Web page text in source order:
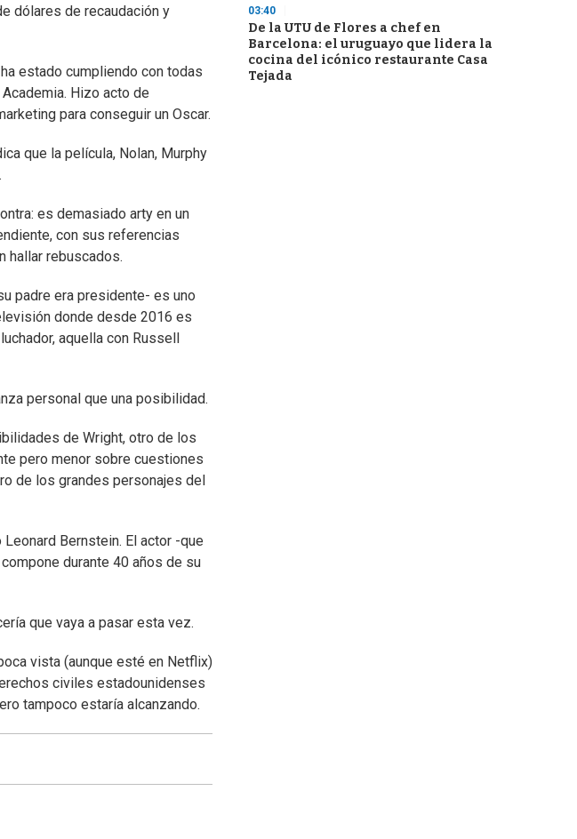
dólares de recaudación y
estado cumpliendo con todas
Hizo acto de
para conseguir un Oscar.
que la película, Nolan, Murphy
es demasiado arty en un
con sus referencias
hallar rebuscados.
padre era presidente- es uno
donde desde 2016 es
aquella con Russell
personal que una posibilidad.
de Wright, otro de los
pero menor sobre cuestiones
de los grandes personajes del
Bernstein. El actor -que
durante 40 años de su
que vaya a pasar esta vez.
vista (aunque esté en Netflix)
civiles estadounidenses
tampoco estaría alcanzando.
03:40
De la UTU de Flores a chef en
Barcelona: el uruguayo que lidera la
cocina del icónico restaurante Casa
Tejada